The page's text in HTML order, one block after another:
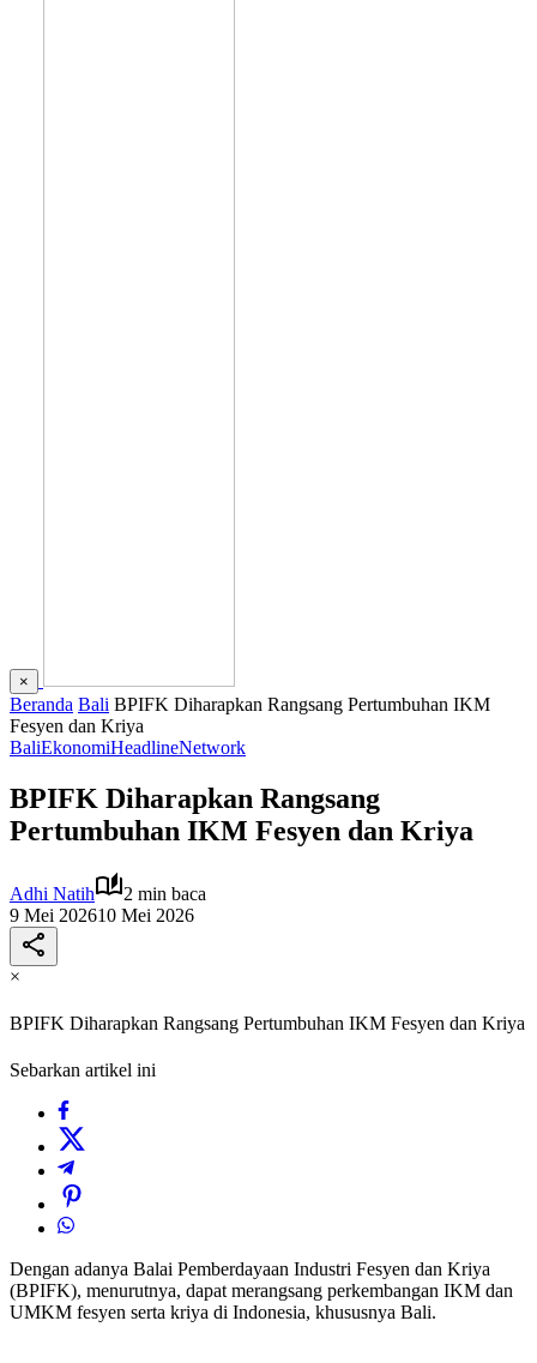
×
Beranda Bali BPIFK Diharapkan Rangsang Pertumbuhan IKM
Fesyen dan Kriya
BaliEkonomiHeadlineNetwork
BPIFK Diharapkan Rangsang
Pertumbuhan IKM Fesyen dan Kriya
Adhi Natih
2 min baca
9 Mei 202610 Mei 2026
×
BPIFK Diharapkan Rangsang Pertumbuhan IKM Fesyen dan Kriya
Sebarkan artikel ini
Dengan adanya Balai Pemberdayaan Industri Fesyen dan Kriya
(BPIFK), menurutnya, dapat merangsang perkembangan IKM dan
UMKM fesyen serta kriya di Indonesia, khususnya Bali.